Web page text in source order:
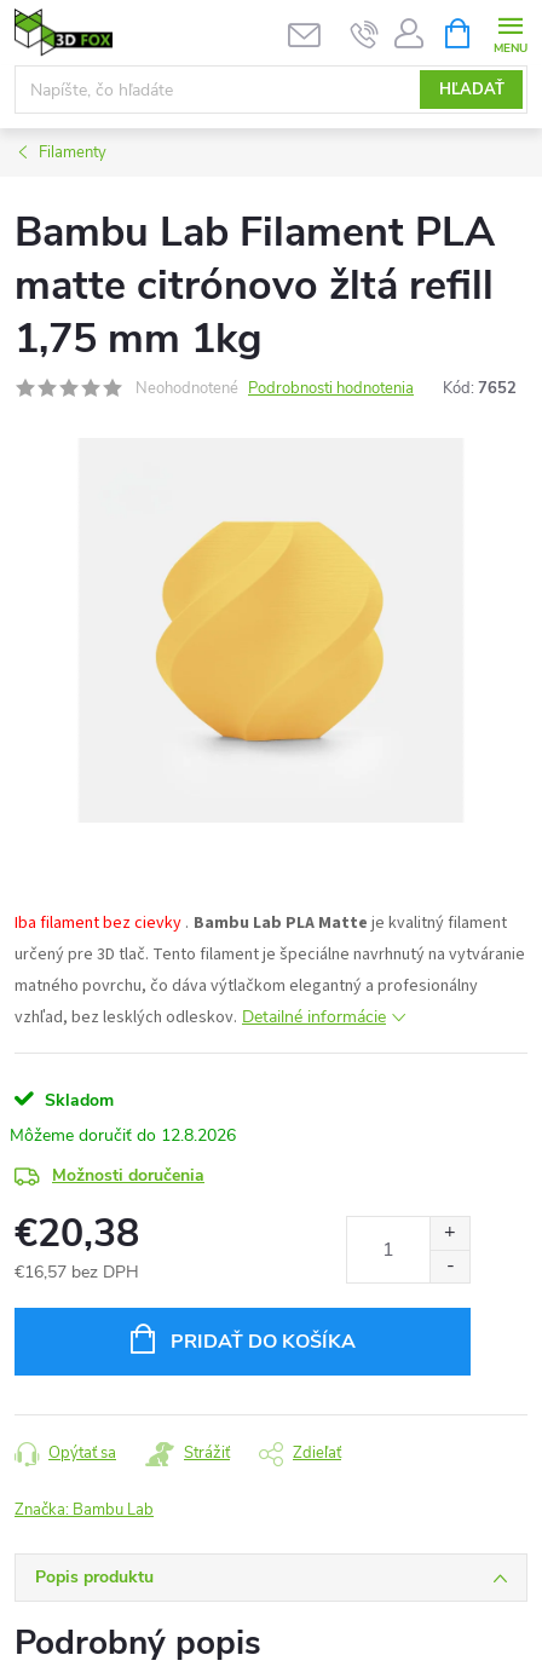
Prejsť
na
obsah
HĽADAŤ
KOŠÍK
Filamenty
Bambu Lab Filament PLA
matte citrónovo žltá refill
1,75 mm 1kg
Neohodnotené Podrobnosti hodnotenia Kód: 7652
Iba filament bez cievky . Bambu Lab PLA Matte je kvalitný filament
určený pre 3D tlač. Tento filament je špeciálne navrhnutý na vytváranie
matného povrchu, čo dáva výtlačkom elegantný a profesionálny
vzhľad, bez lesklých odleskov. Detailné informácie
Skladom
12.8.2026
Možnosti doručenia
€20,38
€16,57 bez DPH
PRIDAŤ DO KOŠÍKA
Opýtať sa Strážiť Zdieľať
Značka: Bambu Lab
Popis produktu
Podrobný popis